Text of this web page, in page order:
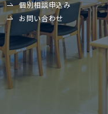
個別相談申込み
お問い合わせ